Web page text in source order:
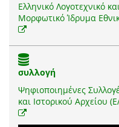
Ελληνικό Λογοτεχνικό
Μορφωτικό Ίδρυμα
συλλογή
Ψηφιοποιημένες
και Ιστορικού Αρχείου